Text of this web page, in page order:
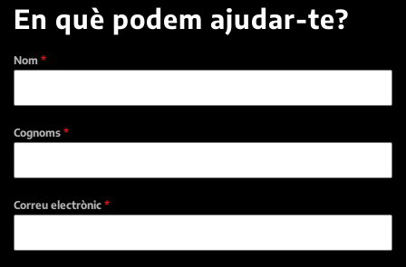
En què podem ajudar-te?
Nom *
Cognoms *
Correu electrònic *